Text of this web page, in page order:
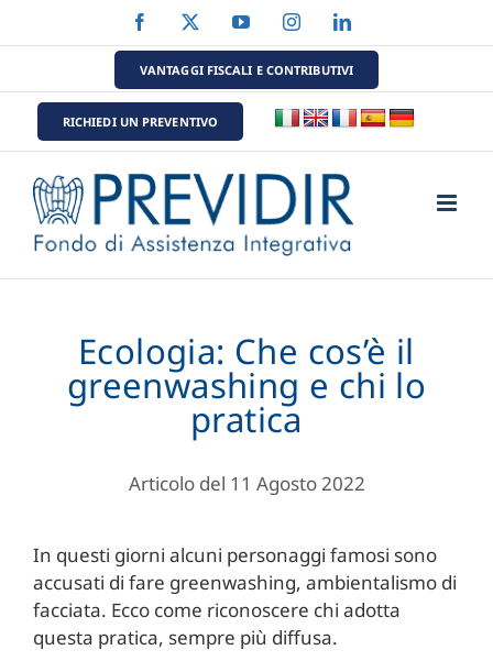
al
Facebook YouTubeInstagramLinkedIn
VANTAGGI FISCALI E CONTRIBUTIVI
RICHIEDI UN PREVENTIVO
Ecologia: Che cos’è il
greenwashing e chi lo
pratica
Articolo del 11 Agosto 2022
In questi giorni alcuni personaggi famosi sono
accusati di fare greenwashing, ambientalismo di
facciata. Ecco come riconoscere chi adotta
questa pratica, sempre più diffusa.